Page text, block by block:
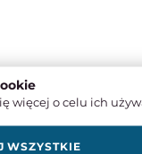
więcej o celu ich
WSZYSTKIE